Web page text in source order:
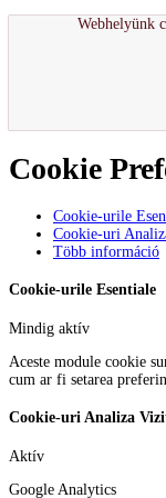
Webhelyünk
Cookie
Cookie-urile
Cookie-uri
Több információ
Cookie-urile Esentiale
Mindig aktív
Aceste module cookie
cum ar fi setarea
Cookie-uri Analiza
Aktív
Google Analytics